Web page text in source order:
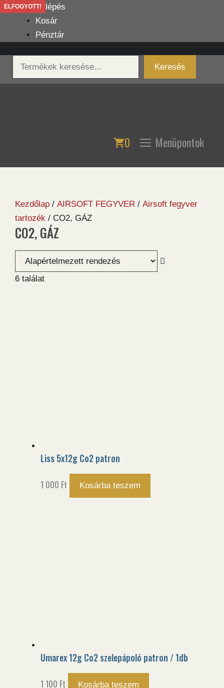
Kilépés
tartalomba
Belépés
Kosár
Pénztár
Keresés
Keresés
0 Menüpontok
Kezdőlap / AIRSOFT FEGYVER / Airsoft fegyver
tartozék / CO2, GÁZ
CO2, GÁZ
6 találat
Liss 5x12g Co2 patron
1 000 Ft Kosárba teszem
Umarex 12g Co2 szelepápoló patron / 1db
1 100 Ft Kosárba teszem
ELFOGYOTT!
ELFOGYOTT!